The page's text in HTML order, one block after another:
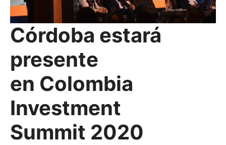
Córdoba estará
presente
en Colombia
Investment
Summit 2020